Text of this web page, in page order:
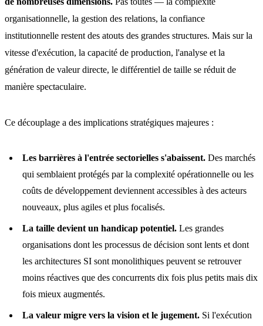
organisationnelle, la gestion des relations, la confiance
institutionnelle restent des atouts des grandes structures. Mais sur la
vitesse d'exécution, la capacité de production, l'analyse et la
génération de valeur directe, le différentiel de taille se réduit de
manière spectaculaire.
Ce découplage a des implications stratégiques majeures :
Les barrières à l'entrée sectorielles s'abaissent.Des marchés
qui semblaient protégés par la complexité opérationnelle ou les
coûts de développement deviennent accessibles à des acteurs
nouveaux, plus agiles et plus focalisés.
La taille devient un handicap potentiel.Les grandes
organisations dont les processus de décision sont lents et dont
les architectures SI sont monolithiques peuvent se retrouver
moins réactives que des concurrents dix fois plus petits mais dix
fois mieux augmentés.
La valeur migre vers la vision et le jugement.Si l'exécution